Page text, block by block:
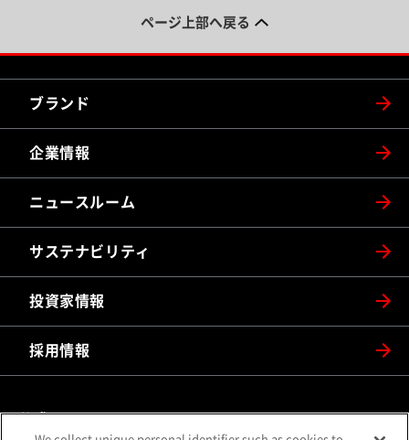
ページ上部へ戻る
ブランド
企業情報
ニュースルーム
サステナビリティ
投資家情報
採用情報
公式SNS